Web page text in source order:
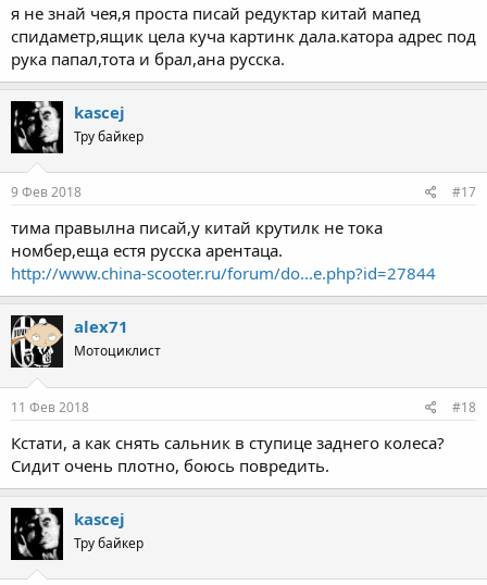
я не знай чея,я проста писай редуктар китай мапед
спидаметр,ящик цела куча картинк дала.катора адрес под
рука папал,тота и брал,ана русска.
kascej
Тру байкер
9 Фев 2018 #17
тима правылна писай,у китай крутилк не тока
номбер,еща естя русска арентаца.
http://www.china-scooter.ru/forum/do...e.php?id=27844
alex71
Мотоциклист
11 Фев 2018 #18
Кстати, а как снять сальник в ступице заднего колеса?
Сидит очень плотно, боюсь повредить.
kascej
Тру байкер